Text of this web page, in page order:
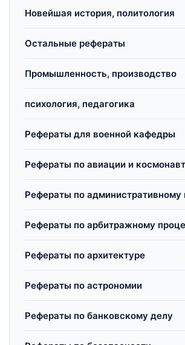
Новейшая история, политология
Остальные рефераты
Промышленность, производство
психология, педагогика
Рефераты для военной кафедры
Рефераты по авиации и
Рефераты по административному
Рефераты по арбитражному
Рефераты по архитектуре
Рефераты по астрономии
Рефераты по банковскому делу